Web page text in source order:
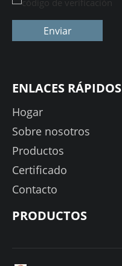
Enviar
ENLACES RÁPIDOS
Hogar
Sobre nosotros
Productos
Certificado
Contacto
PRODUCTOS